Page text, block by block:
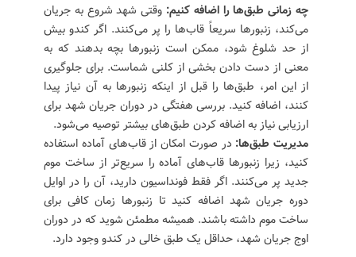
چه زمانی طبق‌ها را اضافه کنیم: وقتی شهد شروع به جریان
می‌کند، زنبورها سریعاً قاب‌ها را پر می‌کنند. اگر کندو بیش
از حد شلوغ شود، ممکن است زنبورها بچه بدهند که به
معنی از دست دادن بخشی از کلنی شماست. برای جلوگیری
از این امر، طبق‌ها را قبل از اینکه زنبورها به آن نیاز پیدا
کنند، اضافه کنید. بررسی هفتگی در دوران جریان شهد برای
ارزیابی نیاز به اضافه کردن طبق‌های بیشتر توصیه می‌شود.
مدیریت طبق‌ها: در صورت امکان از قاب‌های آماده استفاده
کنید، زیرا زنبورها قاب‌های آماده را سریع‌تر از ساخت موم
جدید پر می‌کنند. اگر فقط فونداسیون دارید، آن را در اوایل
دوره جریان شهد اضافه کنید تا زنبورها زمان کافی برای
ساخت موم داشته باشند. همیشه مطمئن شوید که در دوران
اوج جریان شهد، حداقل یک طبق خالی در کندو وجود دارد.